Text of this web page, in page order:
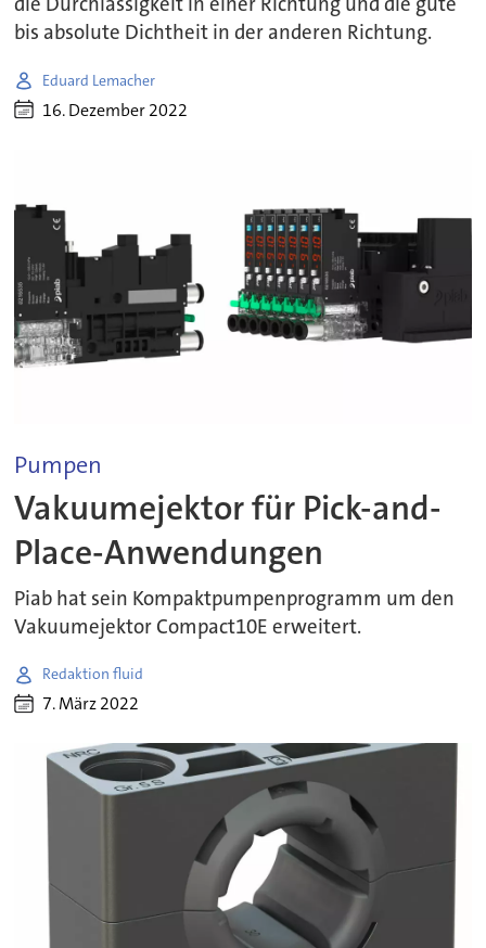
bis absolute Dichtheit in der anderen Richtung.
Eduard Lemacher
16. Dezember 2022
Pumpen
Vakuumejektor für Pick-and-
Place-Anwendungen
Piab hat sein Kompaktpumpenprogramm um den
Vakuumejektor Compact10E erweitert.
Redaktion fluid
7. März 2022